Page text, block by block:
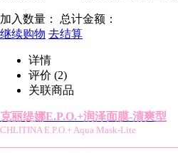
加入数量： 总计金额：
继续购物 去结算
详情
评价 (2)
关联商品
克丽缇娜E.P.O.+润泽面膜-清爽型
CHLITINA E.P.O.+ Aqua Mask-Lite